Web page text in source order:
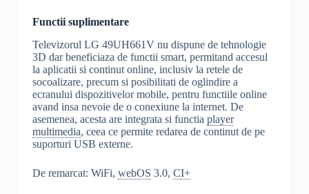
Functii suplimentare
Televizorul LG 49UH661V nu dispune de tehnologie
3D dar beneficiaza de functii smart, permitand accesul
la aplicatii si continut online, inclusiv la retele de
socoalizare, precum si posibilitati de oglindire a
ecranului dispozitivelor mobile, pentru functiile online
avand insa nevoie de o conexiune la internet. De
asemenea, acesta are integrata si functia player
multimedia, ceea ce permite redarea de continut de pe
suporturi USB externe.
De remarcat: WiFi, webOS 3.0, CI+